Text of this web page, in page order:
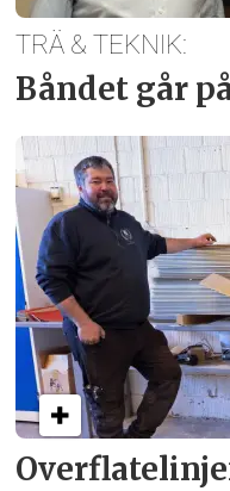
TRÄ & TEKNIK:
Båndet går